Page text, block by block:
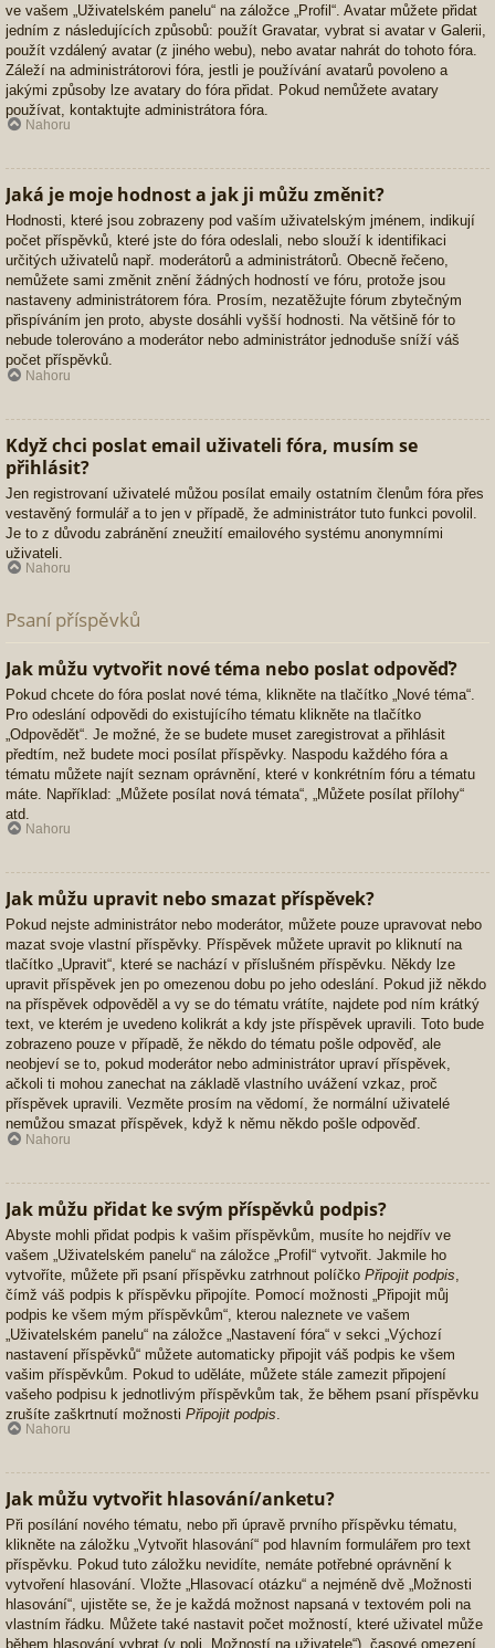
ve vašem „Uživatelském panelu“ na záložce „Profil“. Avatar můžete přidat
jedním z následujících způsobů: použít Gravatar, vybrat si avatar v Galerii,
použít vzdálený avatar (z jiného webu), nebo avatar nahrát do tohoto fóra.
Záleží na administrátorovi fóra, jestli je používání avatarů povoleno a
jakými způsoby lze avatary do fóra přidat. Pokud nemůžete avatary
používat, kontaktujte administrátora fóra.
Nahoru
Jaká je moje hodnost a jak ji můžu změnit?
Hodnosti, které jsou zobrazeny pod vaším uživatelským jménem, indikují
počet příspěvků, které jste do fóra odeslali, nebo slouží k identifikaci
určitých uživatelů např. moderátorů a administrátorů. Obecně řečeno,
nemůžete sami změnit znění žádných hodností ve fóru, protože jsou
nastaveny administrátorem fóra. Prosím, nezatěžujte fórum zbytečným
přispíváním jen proto, abyste dosáhli vyšší hodnosti. Na většině fór to
nebude tolerováno a moderátor nebo administrátor jednoduše sníží váš
počet příspěvků.
Nahoru
Když chci poslat email uživateli fóra, musím se
přihlásit?
Jen registrovaní uživatelé můžou posílat emaily ostatním členům fóra přes
vestavěný formulář a to jen v případě, že administrátor tuto funkci povolil.
Je to z důvodu zabránění zneužití emailového systému anonymními
uživateli.
Nahoru
Psaní příspěvků
Jak můžu vytvořit nové téma nebo poslat odpověď?
Pokud chcete do fóra poslat nové téma, klikněte na tlačítko „Nové téma“.
Pro odeslání odpovědi do existujícího tématu klikněte na tlačítko
„Odpovědět“. Je možné, že se budete muset zaregistrovat a přihlásit
předtím, než budete moci posílat příspěvky. Naspodu každého fóra a
tématu můžete najít seznam oprávnění, které v konkrétním fóru a tématu
máte. Například: „Můžete posílat nová témata“, „Můžete posílat přílohy“
atd.
Nahoru
Jak můžu upravit nebo smazat příspěvek?
Pokud nejste administrátor nebo moderátor, můžete pouze upravovat nebo
mazat svoje vlastní příspěvky. Příspěvek můžete upravit po kliknutí na
tlačítko „Upravit“, které se nachází v příslušném příspěvku. Někdy lze
upravit příspěvek jen po omezenou dobu po jeho odeslání. Pokud již někdo
na příspěvek odpověděl a vy se do tématu vrátíte, najdete pod ním krátký
text, ve kterém je uvedeno kolikrát a kdy jste příspěvek upravili. Toto bude
zobrazeno pouze v případě, že někdo do tématu pošle odpověď, ale
neobjeví se to, pokud moderátor nebo administrátor upraví příspěvek,
ačkoli ti mohou zanechat na základě vlastního uvážení vzkaz, proč
příspěvek upravili. Vezměte prosím na vědomí, že normální uživatelé
nemůžou smazat příspěvek, když k němu někdo pošle odpověď.
Nahoru
Jak můžu přidat ke svým příspěvků podpis?
Abyste mohli přidat podpis k vašim příspěvkům, musíte ho nejdřív ve
vašem „Uživatelském panelu“ na záložce „Profil“ vytvořit. Jakmile ho
vytvoříte, můžete při psaní příspěvku zatrhnout políčko Připojit podpis
čímž váš podpis k příspěvku připojíte. Pomocí možnosti „Připojit můj
podpis ke všem mým příspěvkům“, kterou naleznete ve vašem
„Uživatelském panelu“ na záložce „Nastavení fóra“ v sekci „Výchozí
nastavení příspěvků“ můžete automaticky připojit váš podpis ke všem
vašim příspěvkům. Pokud to uděláte, můžete stále zamezit připojení
vašeho podpisu k jednotlivým příspěvkům tak, že během psaní příspěvku
zrušíte zaškrtnutí možnosti Připojit podpis
Nahoru
Jak můžu vytvořit hlasování/anketu?
Při posílání nového tématu, nebo při úpravě prvního příspěvku tématu,
klikněte na záložku „Vytvořit hlasování“ pod hlavním formulářem pro text
příspěvku. Pokud tuto záložku nevidíte, nemáte potřebné oprávnění k
vytvoření hlasování. Vložte „Hlasovací otázku“ a nejméně dvě „Možnosti
hlasování“, ujistěte se, že je každá možnost napsaná v textovém poli na
vlastním řádku. Můžete také nastavit počet možností, které uživatel může
během hlasování vybrat (v poli „Možností na uživatele“), časové omezení